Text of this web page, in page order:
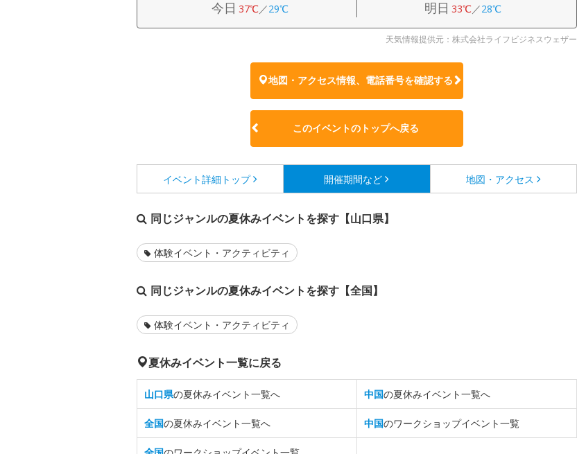
今日 37℃／29℃ 明日 33℃／28℃
天気情報提供元：株式会社ライフビジネスウェザー
地図・アクセス情報、電話番号を確認する
このイベントのトップへ戻る
イベント詳細 トップ 開催期間など 地図・アクセス
同じジャンルの夏休みイベントを探す【山口県】
体験イベント・アクティビティ
同じジャンルの夏休みイベントを探す【全国】
体験イベント・アクティビティ
夏休みイベント一覧に戻る
山口県の夏休みイベント一覧へ 中国の夏休みイベント一覧へ
全国の夏休みイベント一覧へ 中国のワークショップイベント一覧